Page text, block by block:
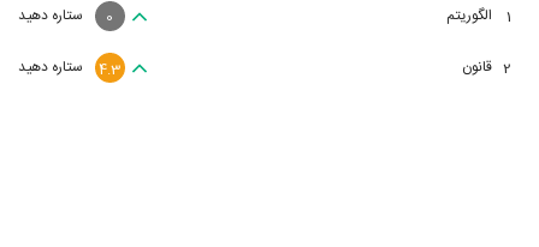
1 الگوریتم ستاره دهید 0
2 قانون ستاره دهید 4.3